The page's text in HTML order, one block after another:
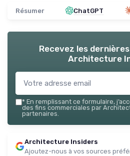
Résumer ChatGPT
Recevez les
Architecture
* En remplissant ce formulaire,
des fins commerciales par
partenaires.
Architecture Insiders
Ajoutez-nous à vos sources